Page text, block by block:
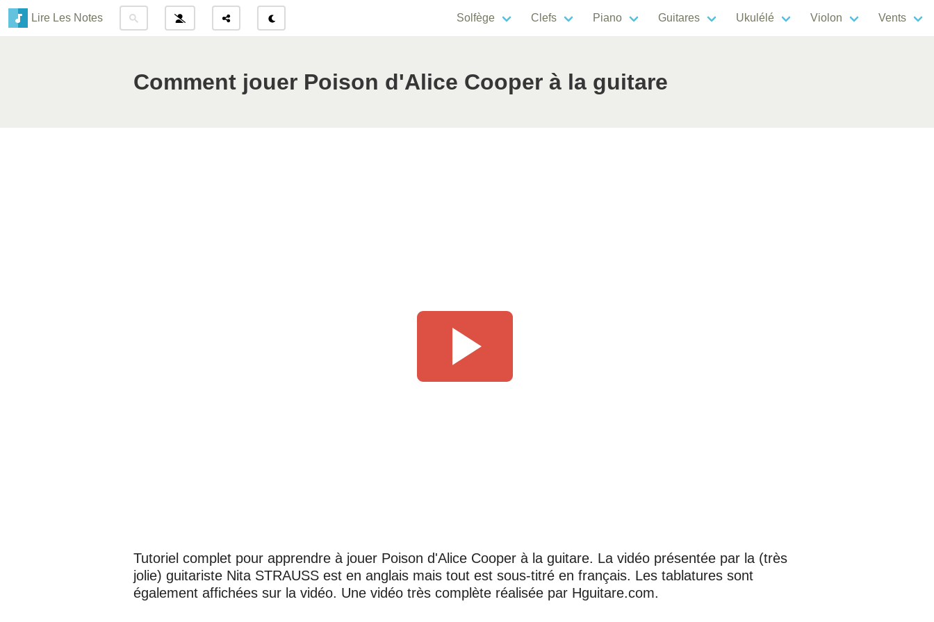
Lire Les Notes Solfège Clefs Piano Guitares Ukulélé Violon Vents
Comment jouer Poison d'Alice Cooper à la guitare
Tutoriel complet pour apprendre à jouer Poison d'Alice Cooper à la guitare. La vidéo présentée par la (très
jolie) guitariste Nita STRAUSS est en anglais mais tout est sous-titré en français. Les tablatures sont
également affichées sur la vidéo. Une vidéo très complète réalisée par Hguitare.com.